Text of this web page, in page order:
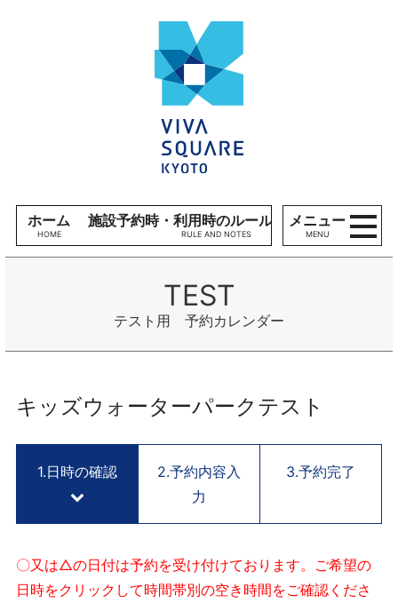
E
Y
用
予
約
V
V
A
ホーム 施設予約時・利用時のルール、留意事項
メニュー
MENU
テスト用 予約カレンダー
キッズウォーターパークテスト
1.日時の確認
2.予約内容入
力
3.予約完了
〇又は△の日付は予約を受け付けております。ご希望の
日時をクリックして時間帯別の空き時間をご確認くださ